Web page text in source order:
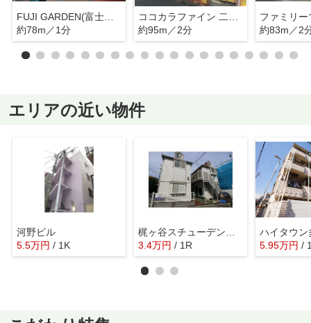
FUJI GARDEN(富士ガーデン) 二子新地駅前店
約78m／1分
約95m／2分
約83m／2
エリアの近い物件
河野ビル
5.5万円 / 1K
3.4万円 / 1R
ハイタウ
5.95万円 /